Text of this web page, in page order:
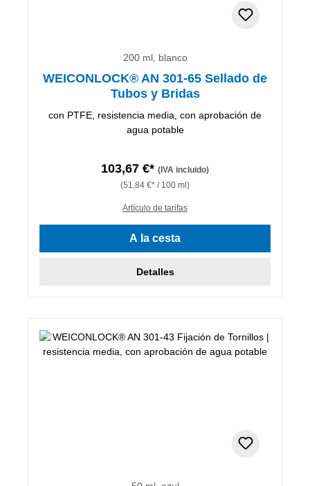
200 ml, blanco
WEICONLOCK® AN 301-65 Sellado de
Tubos y Bridas
con PTFE, resistencia media, con aprobación de
agua potable
103,67 €* (IVA incluido)
(51,84 €* / 100 ml)
Artículo de tarifas
A la cesta
Detalles